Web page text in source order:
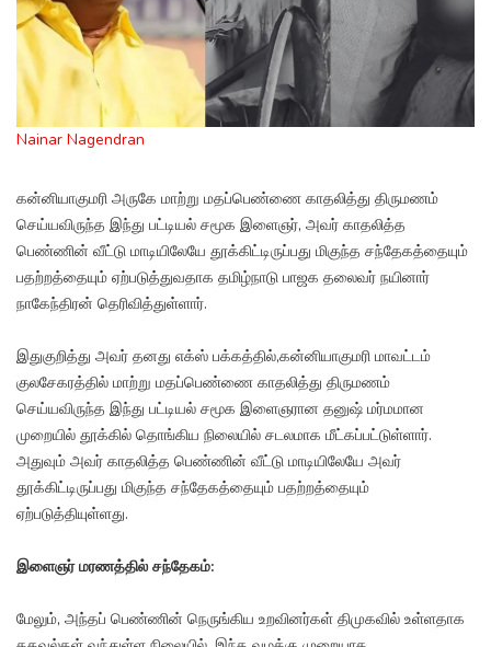
Nainar Nagendran
கன்னியாகுமரி அருகே மாற்று மதப்பெண்ணை காதலித்து திருமணம்
செய்யவிருந்த இந்து பட்டியல் சமூக இளைஞர், அவர் காதலித்த
பெண்ணின் வீட்டு மாடியிலேயே தூக்கிட்டிருப்பது மிகுந்த சந்தேகத்தையும்
பதற்றத்தையும் ஏற்படுத்துவதாக தமிழ்நாடு பாஜக தலைவர் நயினார்
நாகேந்திரன் தெரிவித்துள்ளார்.
இதுகுறித்து அவர் தனது எக்ஸ் பக்கத்தில்,கன்னியாகுமரி மாவட்டம்
குலசேகரத்தில் மாற்று மதப்பெண்ணை காதலித்து திருமணம்
செய்யவிருந்த இந்து பட்டியல் சமூக இளைஞரான தனுஷ் மர்மமான
முறையில் தூக்கில் தொங்கிய நிலையில் சடலமாக மீட்கப்பட்டுள்ளார்.
அதுவும் அவர் காதலித்த பெண்ணின் வீட்டு மாடியிலேயே அவர்
தூக்கிட்டிருப்பது மிகுந்த சந்தேகத்தையும் பதற்றத்தையும்
ஏற்படுத்தியுள்ளது.
இளைஞர் மரணத்தில் சந்தேகம்:
மேலும், அந்தப் பெண்ணின் நெருங்கிய உறவினர்கள் திமுகவில் உள்ளதாக